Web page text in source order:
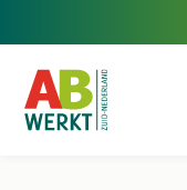
południowej Holandii